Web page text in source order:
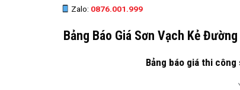
Zalo: 0876.001.999
Bảng Báo Giá Sơn Vạch Kẻ
Bảng báo giá thi